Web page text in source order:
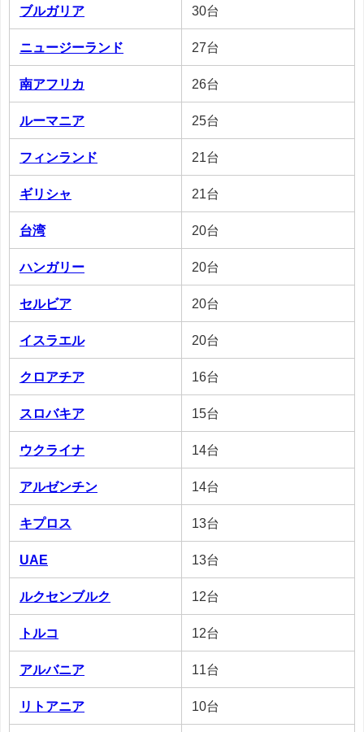
ブルガリア 30台
ニュージーランド 27台
南アフリカ 26台
ルーマニア 25台
フィンランド 21台
ギリシャ 21台
台湾 20台
ハンガリー 20台
セルビア 20台
イスラエル 20台
クロアチア 16台
スロバキア 15台
ウクライナ 14台
アルゼンチン 14台
キプロス 13台
UAE 13台
ルクセンブルク 12台
トルコ 12台
アルバニア 11台
リトアニア 10台